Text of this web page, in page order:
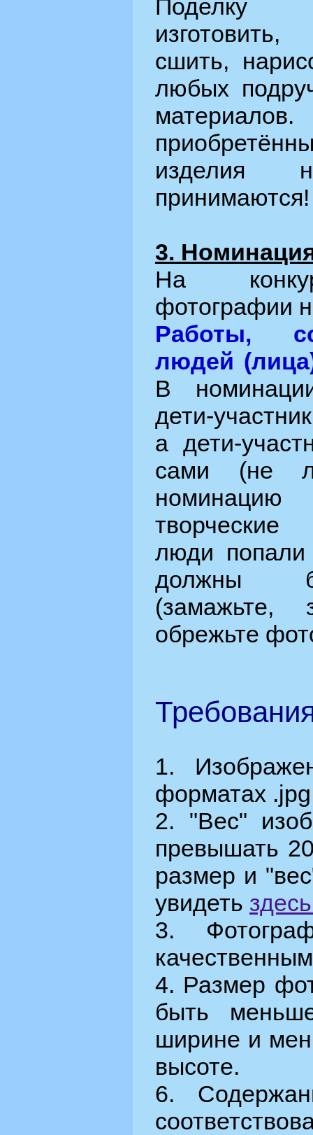
Поделку
сшить,
любых
изделия
принимаются!
3.
На
фотографии
Работы,
людей
В
дети-
а дети-
сами (не
люди
должны
(замажьте,
обрежьте
1.
форматах
2. "Вес"
превышать
размер и
увидеть
3.
4. Размер
быть
ширине и
высоте.
6.